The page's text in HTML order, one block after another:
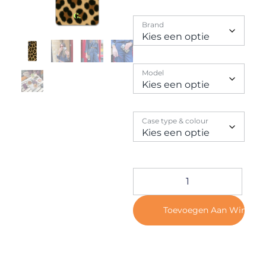
Brand
Model
Case type & colour
Toevoegen Aan